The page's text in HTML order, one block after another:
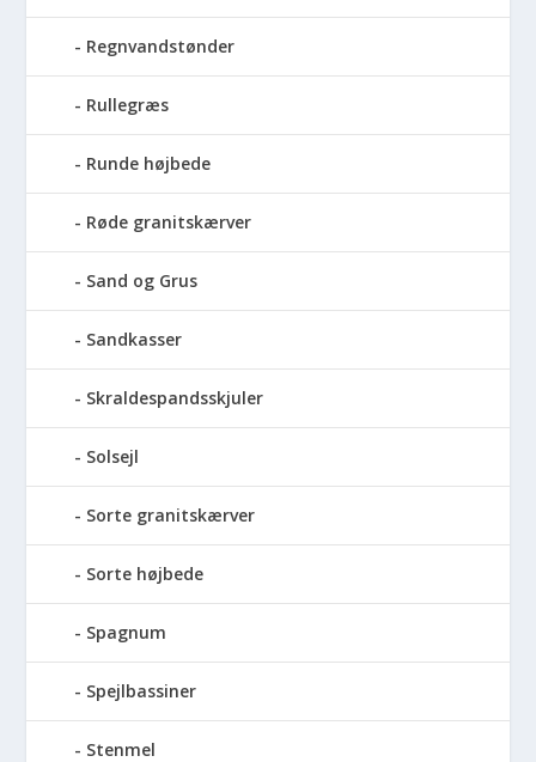
Regnvandstønder
Rullegræs
Runde højbede
Røde granitskærver
Sand og Grus
Sandkasser
Skraldespandsskjuler
Solsejl
Sorte granitskærver
Sorte højbede
Spagnum
Spejlbassiner
Stenmel